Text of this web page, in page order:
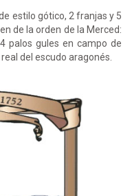
estilo gótico, 2 franjas y 5
de la orden de la Merced:
palos gules en campo de
del escudo aragonés.